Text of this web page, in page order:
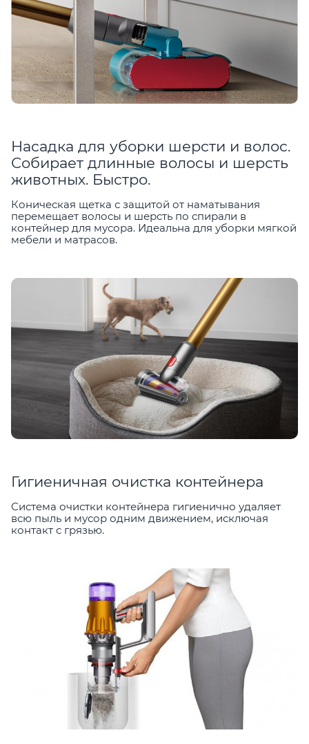
Насадка для уборки шерсти и волос.
Собирает длинные волосы и шерсть
животных. Быстро.
Коническая щетка с защитой от наматывания
перемещает волосы и шерсть по спирали в
контейнер для мусора. Идеальна для уборки мягкой
мебели и матрасов.
Гигиеничная очистка контейнера
Система очистки контейнера гигиенично удаляет
всю пыль и мусор одним движением, исключая
контакт с грязью.